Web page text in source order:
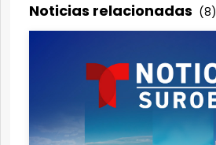
Noticias relacionadas (8)